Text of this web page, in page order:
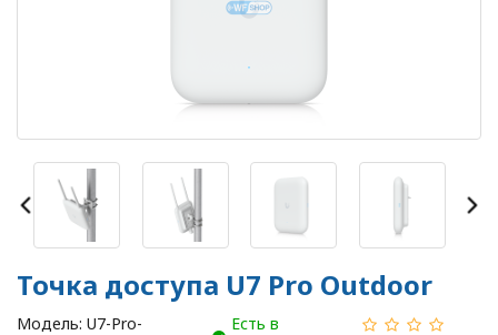
Точка доступа U7 Pro Outdoor
Модель: U7-Pro-
Есть в